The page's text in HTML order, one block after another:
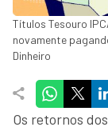
Títulos Tesouro
novamente
Dinheiro
Os retornos